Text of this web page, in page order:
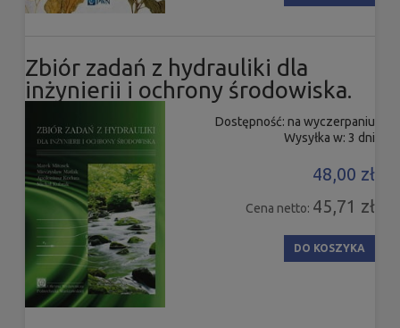
Zbiór zadań z hydrauliki dla
inżynierii i ochrony środowiska.
Dostępność: na wyczerpaniu
Wysyłka w: 3 dni
48,00 zł
Cena netto: 45,71 zł
DO KOSZYKA